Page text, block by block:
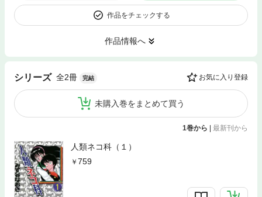
作品をチェックする
作品情報へ
シリーズ 全2冊 完結 お気に入り登録
未購入巻をまとめて買う
1巻から 最新刊から
人類ネコ科（１）
759